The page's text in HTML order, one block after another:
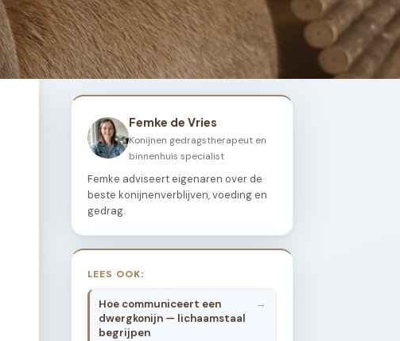
Femke de Vries
Konijnen gedragstherapeut en
binnenhuis specialist
Femke adviseert eigenaren over de
beste konijnenverblijven, voeding en
gedrag.
LEES OOK:
Hoe communiceert een
dwergkonijn — lichaamstaal
begrijpen